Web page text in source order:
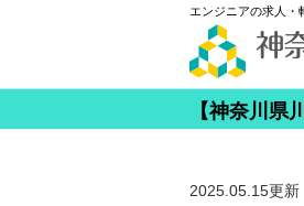
エンジニアの求人・
【神奈川県
2025.05.15更新